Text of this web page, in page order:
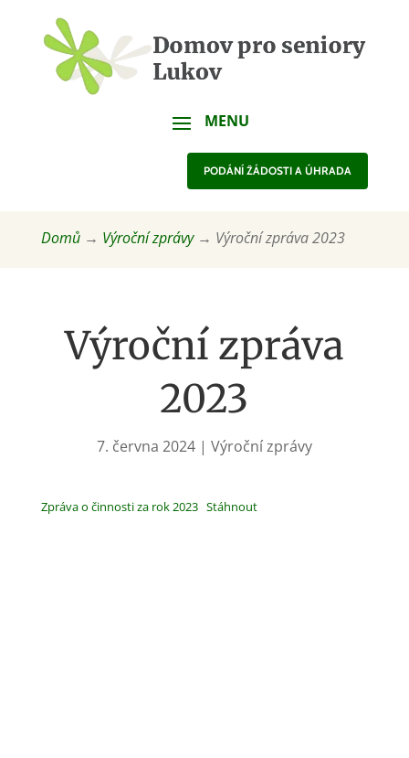
PODÁNÍ ŽÁDOSTI A ÚHRADA
Domů→ Výroční zprávy→ Výroční zpráva 2023
Výroční zpráva
2023
7. června 2024| Výroční zprávy
Zpráva o činnosti za rok 2023 Stáhnout